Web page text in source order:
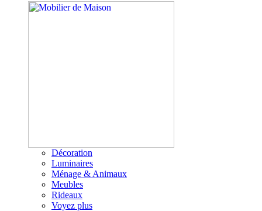
Décoration
Luminaires
Ménage & Animaux
Meubles
Rideaux
Voyez plus